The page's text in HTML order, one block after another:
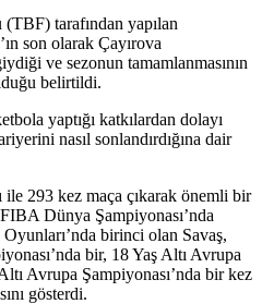
tarafından yapılan
son olarak Çayırova
ve sezonun tamamlanmasının
belirtildi.
yaptığı katkılardan dolayı
nasıl sonlandırdığına dair
ile 293 kez maça çıkarak önemli bir
Dünya Şampiyonası’nda
birinci olan Savaş,
bir, 18 Yaş Altı Avrupa
Avrupa Şampiyonası’nda bir kez
gösterdi.